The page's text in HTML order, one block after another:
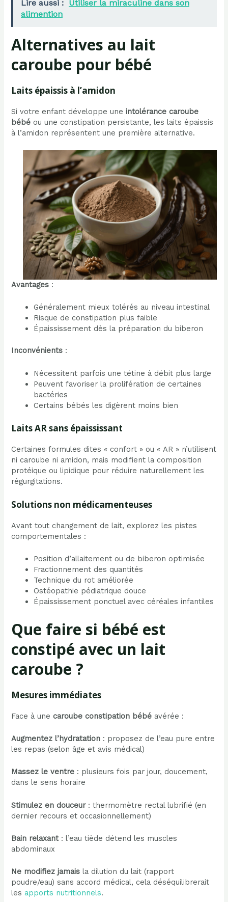
Lire aussi : Utiliser la miraculine dans son
alimention
Alternatives au lait
caroube pour bébé
Laits épaissis à l’amidon
Si votre enfant développe uneintolérance caroube
bébé ou une constipation persistante, les laits épaissis
à l’amidon représentent une première alternative.
Avantages :
Généralement mieux tolérés au niveau intestinal
Risque de constipation plus faible
Épaississement dès la préparation du biberon
Inconvénients :
Nécessitent parfois une tétine à débit plus large
Peuvent favoriser la prolifération de certaines
bactéries
Certains bébés les digèrent moins bien
Laits AR sans épaississant
Certaines formules dites « confort » ou « AR » n’utilisent
ni caroube ni amidon, mais modifient la composition
protéique ou lipidique pour réduire naturellement les
régurgitations.
Solutions non médicamenteuses
Avant tout changement de lait, explorez les pistes
comportementales :
Position d’allaitement ou de biberon optimisée
Fractionnement des quantités
Technique du rot améliorée
Ostéopathie pédiatrique douce
Épaississement ponctuel avec céréales infantiles
Que faire si bébé est
constipé avec un lait
caroube ?
Mesures immédiates
Face à unecaroube constipation bébé avérée :
Augmentez l’hydratation : proposez de l’eau pure entre
les repas (selon âge et avis médical)
Massez le ventre : plusieurs fois par jour, doucement,
dans le sens horaire
Stimulez en douceur: thermomètre rectal lubrifié (en
dernier recours et occasionnellement)
Bain relaxant: l’eau tiède détend les muscles
abdominaux
Ne modifiez jamais la dilution du lait (rapport
poudre/eau) sans accord médical, cela déséquilibrerait
les apports nutritionnels.